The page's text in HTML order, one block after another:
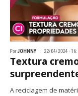
PorJOHNNY 22/04/2024 ·
Textura
A reciclagem de